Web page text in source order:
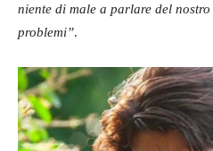
niente di male a parlare del
problemi”.